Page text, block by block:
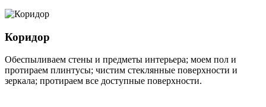
Коридор
Обеспыливаем стены и предметы интерьера; моем пол и
протираем плинтусы; чистим стеклянные поверхности и
зеркала; протираем все доступные поверхности.